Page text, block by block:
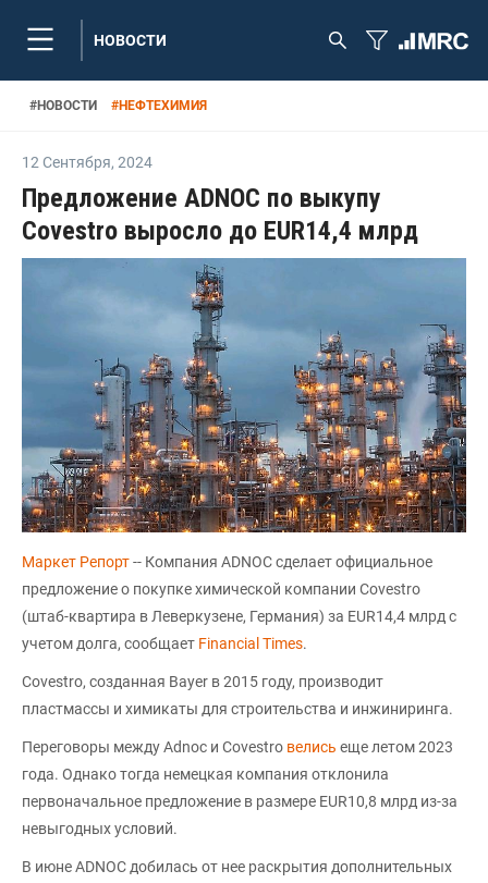
НОВОСТИ
#НОВОСТИ #НЕФТЕХИМИЯ
12 Сентября, 2024
Предложение ADNOC по выкупу
Covestro выросло до EUR14,4 млрд
Маркет Репорт-- Компания ADNOC сделает официальное
предложение о покупке химической компании Covestro
(штаб-квартира в Леверкузене, Германия) за EUR14,4 млрд с
учетом долга, сообщает Financial Times.
Covestro, созданная Bayer в 2015 году, производит
пластмассы и химикаты для строительства и инжиниринга.
Переговоры между Adnoc и Covestro велись еще летом 2023
года. Однако тогда немецкая компания отклонила
первоначальное предложение в размере EUR10,8 млрд из-за
невыгодных условий.
В июне ADNOC добилась от нее раскрытия дополнительных